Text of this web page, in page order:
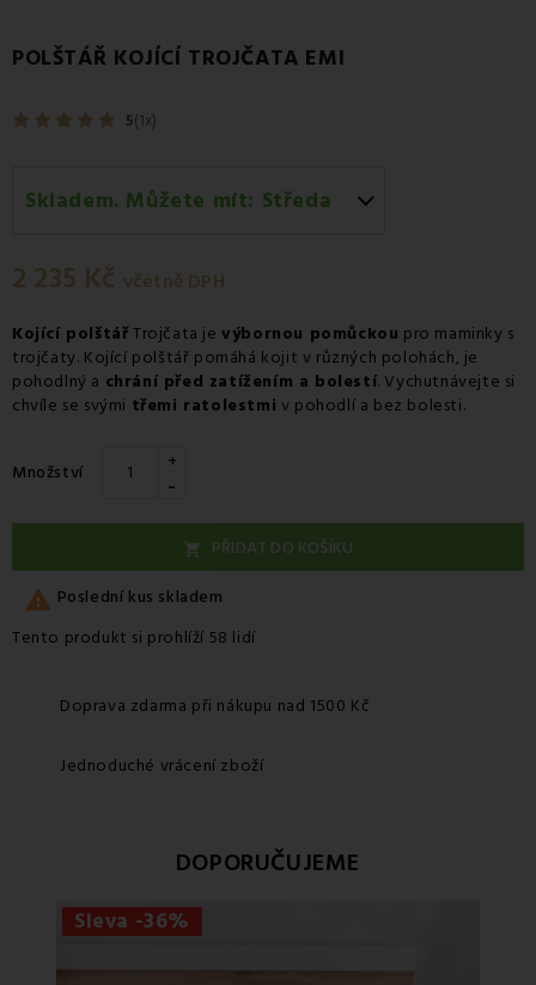
POLŠTÁŘ KOJÍCÍ TROJČATA EMI
5(1x)
Skladem. Můžete mít: Středa
2 235 Kč včetně DPH
Kojící polštář Trojčata jevýbornou pomůckou pro maminky s
trojčaty. Kojící polštář pomáhá kojit v různých polohách, je
pohodlný a chrání před zatížením a bolestí. Vychutnávejte si
chvíle se svými třemi ratolestmi v pohodlí a bez bolesti.
Množství +
-
 PŘIDAT DO KOŠÍKU
 Poslední kus skladem
Tento produkt si prohlíží 58 lidí
Doprava zdarma při nákupu nad 1500 Kč
Jednoduché vrácení zboží
DOPORUČUJEME
Sleva -36%